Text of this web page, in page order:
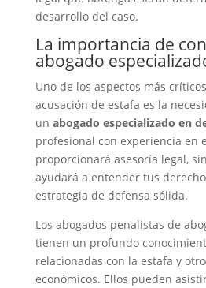
desarrollo del caso.
La importancia de
abogado
Uno de los aspectos más
acusación de estafa es la
un abogado especializado en
profesional con experiencia en
proporcionará asesoría legal,
ayudará a entender tus
estrategia de defensa sólida.
Los abogados penalistas de
tienen un profundo
relacionadas con la estafa y
económicos. Ellos pueden